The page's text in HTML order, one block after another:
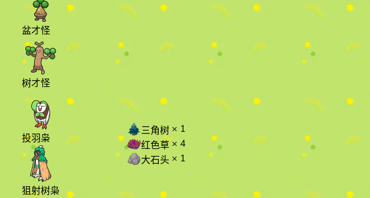
盆才怪
树才怪
投羽枭
狙射树枭
三角树 × 1
红色草× 4
大石头 × 1